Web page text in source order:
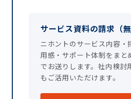
サービス資料の請求（無
ニホントのサービス内容・
用感・サポート体制をまと
でお送りします。社内検討
もご活用いただけます。